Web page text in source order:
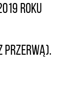
roku
przerwą).